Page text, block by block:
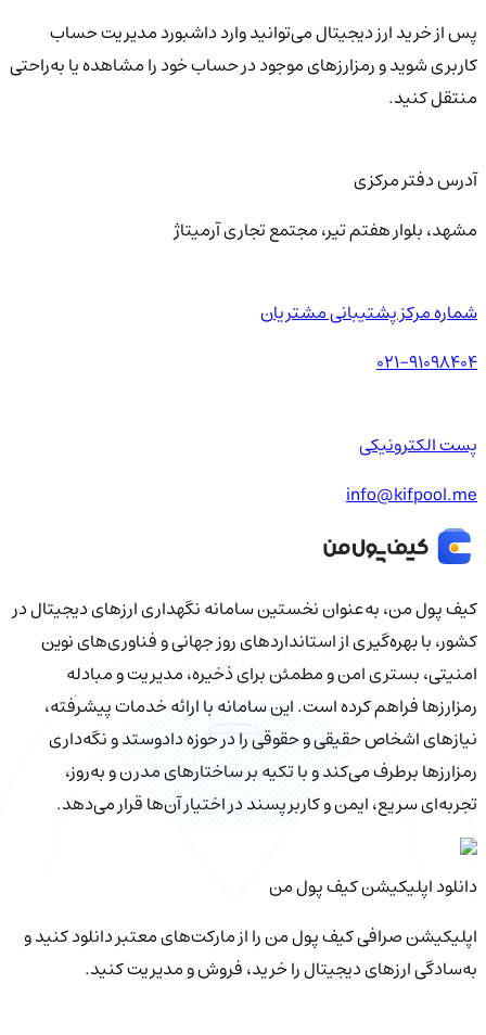
پس از خرید ارز دیجیتال می‌توانید وارد داشبورد مدیریت حساب
کاربری شوید و رمزارزهای موجود در حساب خود را مشاهده یا به‌راحتی
منتقل کنید.
آدرس دفتر مرکزی
مشهد، بلوار هفتم تیر، مجتمع تجاری آرمیتاژ
شماره مرکز پشتیبانی مشتریان
021-91098404
پست الکترونیکی
info@kifpool.me
کیف‌ پول من، به‌عنوان نخستین سامانه نگهداری ارزهای دیجیتال در
کشور، با بهره‌گیری از استانداردهای روز جهانی و فناوری‌های نوین
امنیتی، بستری امن و مطمئن برای ذخیره، مدیریت و مبادله
رمزارزها فراهم کرده است. این سامانه با ارائه خدمات پیشرفته،
نیازهای اشخاص حقیقی و حقوقی را در حوزه دادوستد و نگه‌داری
رمزارزها برطرف می‌کند و با تکیه بر ساختارهای مدرن و به‌روز،
تجربه‌ای سریع، ایمن و کاربرپسند در اختیار آن‌ها قرار می‌دهد.
دانلود اپلیکیشن کیف‌ پول من
اپلیکیشن صرافی کیف پول من را از مارکت‌های معتبر دانلود کنید و
به‌سادگی ارزهای دیجیتال را خرید، فروش و مدیریت کنید.